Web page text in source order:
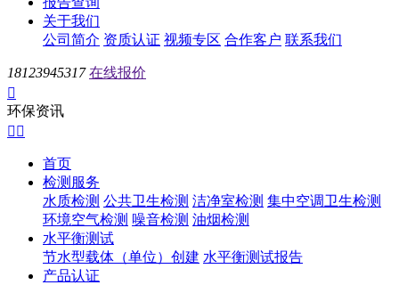
关于我们
公司简介 资质认证 视频专区 合作客户 联系我们
18123945317 在线报价

环保资讯
 
首页
检测服务
水质检测 公共卫生检测 洁净室检测 集中空调卫生检测
环境空气检测 噪音检测 油烟检测
水平衡测试
节水型载体（单位）创建 水平衡测试报告
产品认证